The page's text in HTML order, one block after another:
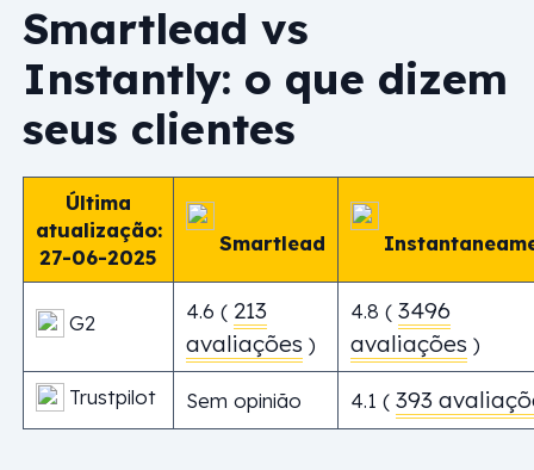
Smartlead vs
Instantly: o que dizem
seus clientes
Última
atualização:
27-06-2025
Smartlead
G2 4.6 ( 213
avaliações )
4.8 ( 3496
avaliações )
Trustpilot Sem opinião 4.1 ( 393